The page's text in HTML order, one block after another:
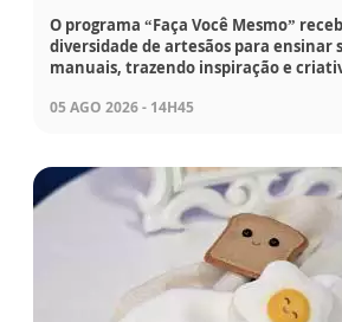
O programa “Faça Você Mesmo”
diversidade de artesãos para ensinar
manuais, trazendo inspiração e
05 AGO 2026 - 14H45